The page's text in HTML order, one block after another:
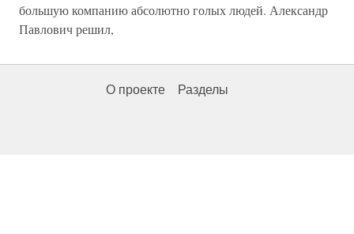
большую компанию абсолютно голых людей. Александр
Павлович решил,
О проекте Разделы